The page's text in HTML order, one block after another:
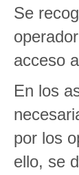
Se
acceso
En los
por los
ello, se